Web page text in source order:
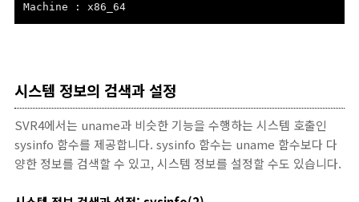
Machine : x86_64
시스템 정보의 검색과 설정
SVR4에서는 uname과 비슷한 기능을 수행하는 시스템 호출인
sysinfo 함수를 제공합니다. sysinfo 함수는 uname 함수보다 다
양한 정보를 검색할 수 있고, 시스템 정보를 설정할 수도 있습니다.